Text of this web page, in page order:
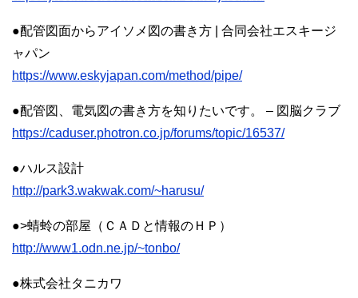
●配管図面からアイソメ図の書き方 | 合同会社エスキージ
ャパン
https://www.eskyjapan.com/method/pipe/
●配管図、電気図の書き方を知りたいです。 – 図脳クラブ
https://caduser.photron.co.jp/forums/topic/16537/
●ハルス設計
http://park3.wakwak.com/~harusu/
●>蜻蛉の部屋（ＣＡＤと情報のＨＰ）
http://www1.odn.ne.jp/~tonbo/
●株式会社タニカワ